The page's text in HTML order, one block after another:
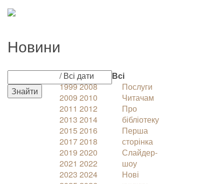
Новини
/ Всі дати
19992008
2009 2010
2011 2012
2013 2014
2015 2016
20172018
2019 2020
2021 2022
2023 2024
Всі
Послуги
Читачам
Про
бібліотеку
Перша
сторінка
Слайдер-
шоу
Нові